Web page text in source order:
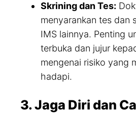
Skrining dan Tes:
menyarankan tes dan
IMS lainnya. Penting
terbuka dan jujur
mengenai risiko yang
hadapi.
3. Jaga Diri dan